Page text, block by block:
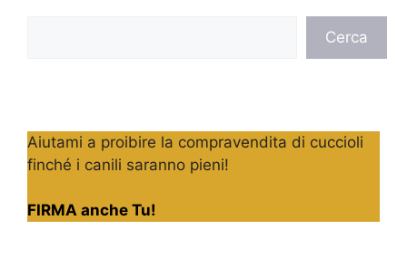
Cerca
Aiutami a proibire la compravendita di cuccioli
finché i canili saranno pieni!
FIRMA anche Tu!